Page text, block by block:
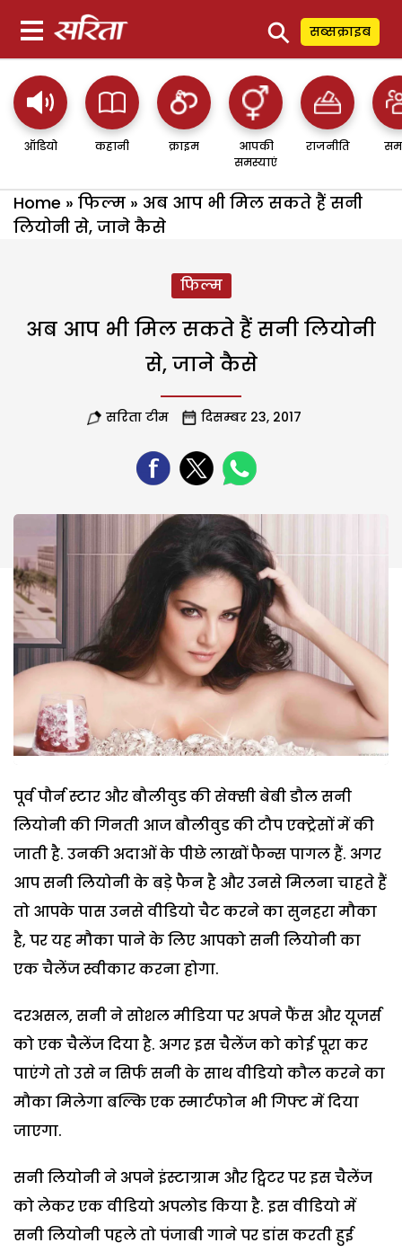
⚲ सब्सक्राइब
ऑडियो कहानी क्राइम
आपकी
समस्याएं
राजनीति
Home » फिल्म » अब आप भी मिल सकते हैं सनी
लियोनी से, जाने कैसे
फिल्म
अब आप भी मिल सकते हैं सनी लियोनी
से, जाने कैसे
सरिता टीम दिसम्बर 23, 2017
पूर्व पौर्न स्टार और बौलीवुड की सेक्सी बेबी डौल सनी
लियोनी की गिनती आज बौलीवुड की टौप एक्ट्रेसों में की
जाती है. उनकी अदाओं के पीछे लाखों फैन्स पागल हैं. अगर
आप सनी लियोनी के बड़े फैन है और उनसे मिलना चाहते हैं
तो आपके पास उनसे वीडियो चैट करने का सुनहरा मौका
है, पर यह मौका पाने के लिए आपको सनी लियोनी का
एक चैलेंज स्वीकार करना होगा.
दरअसल, सनी ने सोशल मीडिया पर अपने फैंस और यूजर्स
को एक चैलेंज दिया है. अगर इस चैलेंज को कोई पूरा कर
पाएंगे तो उसे न सिर्फ सनी के साथ वीडियो कौल करने का
मौका मिलेगा बल्कि एक स्मार्टफोन भी गिफ्ट में दिया
जाएगा.
सनी लियोनी ने अपने इंस्टाग्राम और ट्विटर पर इस चैलेंज
को लेकर एक वीडियो अपलोड किया है. इस वीडियो में
सनी लियोनी पहले तो पंजाबी गाने पर डांस करती हुई